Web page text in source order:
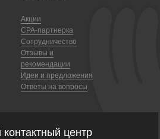
Акции
CPA-партнерка
Сотрудничество
Отзывы и
рекомендации
Идеи и предложения
Ответы на вопросы
центр